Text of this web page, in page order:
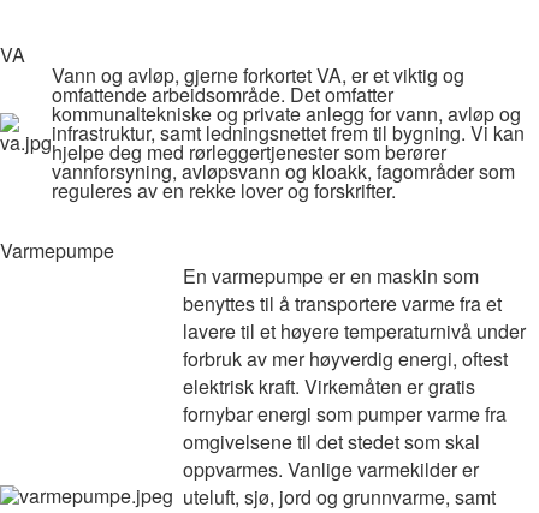
VA
Vann og avløp, gjerne forkortet VA, er et viktig og
omfattende arbeidsområde. Det omfatter
kommunaltekniske og private anlegg for vann, avløp og
infrastruktur, samt ledningsnettet frem til bygning. Vi kan
hjelpe deg med rørleggertjenester som berører
vannforsyning, avløpsvann og kloakk, fagområder som
reguleres av en rekke lover og forskrifter.
Varmepumpe
En varmepumpe er en maskin som
benyttes til å transportere varme fra et
lavere til et høyere temperaturnivå under
forbruk av mer høyverdig energi, oftest
elektrisk kraft. Virkemåten er gratis
fornybar energi som pumper varme fra
omgivelsene til det stedet som skal
oppvarmes. Vanlige varmekilder er
uteluft, sjø, jord og grunnvarme, samt